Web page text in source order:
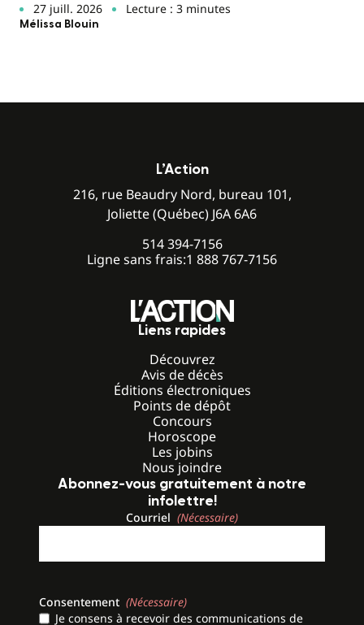
27 juill. 2026 Lecture : 3 minutes
Mélissa Blouin
L’Action
216, rue Beaudry Nord, bureau 101,
Joliette (Québec) J6A 6A6
514 394-7156
Ligne sans frais:1 888 767-7156
Liens rapides
Découvrez
Avis de décès
Éditions électroniques
Points de dépôt
Concours
Horoscope
Les jobins
Nous joindre
Abonnez-vous gratuitement à notre
infolettre!
Courriel (Nécessaire)
Consentement (Nécessaire)
Je consens à recevoir des communications de